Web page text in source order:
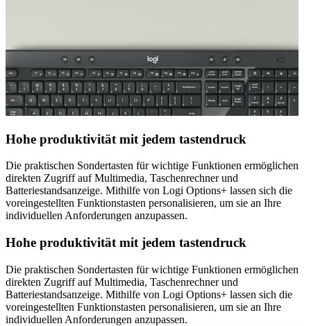
Hohe produktivität mit jedem tastendruck
Die praktischen Sondertasten für wichtige Funktionen ermöglichen
direkten Zugriff auf Multimedia, Taschenrechner und
Batteriestandsanzeige. Mithilfe von Logi Options+ lassen sich die
voreingestellten Funktionstasten personalisieren, um sie an Ihre
individuellen Anforderungen anzupassen.
Hohe produktivität mit jedem tastendruck
Die praktischen Sondertasten für wichtige Funktionen ermöglichen
direkten Zugriff auf Multimedia, Taschenrechner und
Batteriestandsanzeige. Mithilfe von Logi Options+ lassen sich die
voreingestellten Funktionstasten personalisieren, um sie an Ihre
individuellen Anforderungen anzupassen.